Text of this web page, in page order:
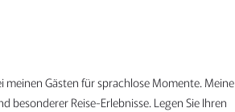
meinen Gästen für sprachlose Momente. Meine
Reise-Erlebnisse. Legen Sie Ihren